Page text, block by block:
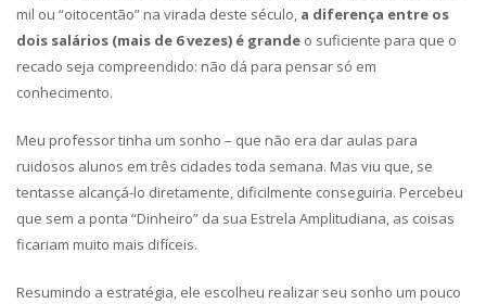
mil ou “oitocentão” na virada deste século, a diferença entre os
dois salários (mais de 6 vezes) é grande o suficiente para que o
recado seja compreendido: não dá para pensar só em
conhecimento.
Meu professor tinha um sonho – que não era dar aulas para
ruidosos alunos em três cidades toda semana. Mas viu que, se
tentasse alcançá-lo diretamente, dificilmente conseguiria. Percebeu
que sem a ponta “Dinheiro” da sua Estrela Amplitudiana, as coisas
ficariam muito mais difíceis.
Resumindo a estratégia, ele escolheu realizar seu sonho um pouco